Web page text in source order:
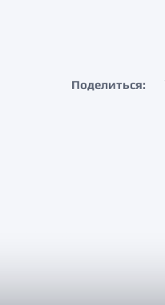
Поделиться: